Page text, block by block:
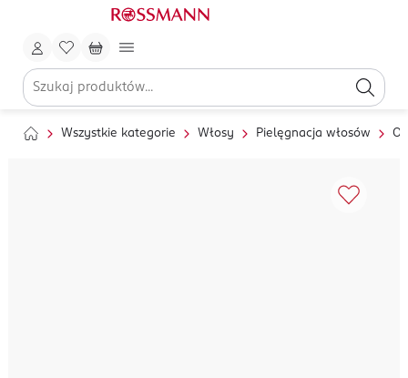
Wszystkie kategorie Włosy Pielęgnacja włosów